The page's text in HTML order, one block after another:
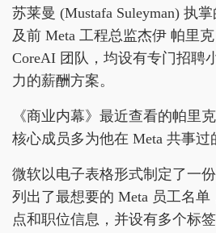
苏莱曼 (Mustafa Suleyman) 执
及前 Meta 工程总监杰伊 帕里
CoreAI 团队，均设有专门招聘
力的薪酬方案。
《商业内幕》最近查看的帕里
核心成员多为他在 Meta 共事过
微软以电子表格形式制定了一
列出了最想要的 Meta 员工名
点和职位信息，并设有多个标